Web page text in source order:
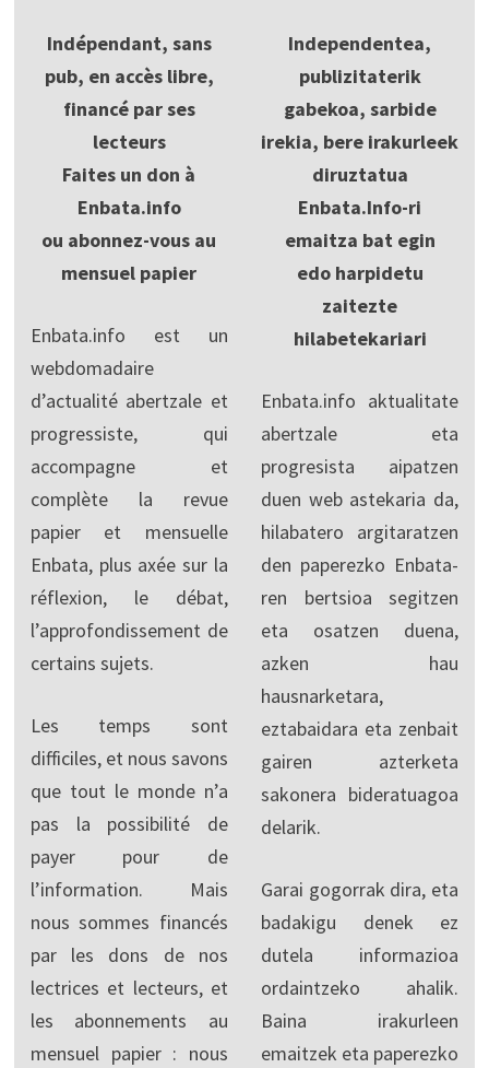
Indépendant, sans
pub, en accès libre,
financé par ses
lecteurs
Faites un don à
Enbata.info
ou abonnez-vous au
mensuel papier
Enbata.info est un
webdomadaire
d’actualité abertzale et
progressiste, qui
accompagne et
complète la revue
papier et mensuelle
Enbata, plus axée sur la
réflexion, le débat,
l’approfondissement de
certains sujets.
Les temps sont
difficiles, et nous savons
que tout le monde n’a
pas la possibilité de
payer pour de
l’information. Mais
nous sommes financés
par les dons de nos
lectrices et lecteurs, et
les abonnements au
mensuel papier : nous
Independentea,
publizitaterik
gabekoa, sarbide
irekia, bere irakurleek
diruztatua
Enbata.Info-ri
emaitza bat egin
edo harpidetu
zaitezte
hilabetekariari
Enbata.info aktualitate
abertzale eta
progresista aipatzen
duen web astekaria da,
hilabatero argitaratzen
den paperezko Enbata-
ren bertsioa segitzen
eta osatzen duena,
azken hau
hausnarketara,
eztabaidara eta zenbait
gairen azterketa
sakonera bideratuagoa
delarik.
Garai gogorrak dira, eta
badakigu denek ez
dutela informazioa
ordaintzeko ahalik.
Baina irakurleen
emaitzek eta paperezko